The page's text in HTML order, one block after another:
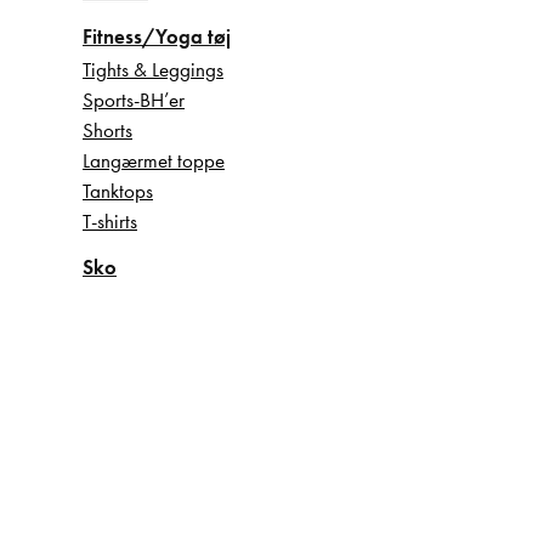
Fitness/Yoga tøj
Tights & Leggings
Sports-BH’er
Shorts
Langærmet toppe
Tanktops
T-shirts
Sko